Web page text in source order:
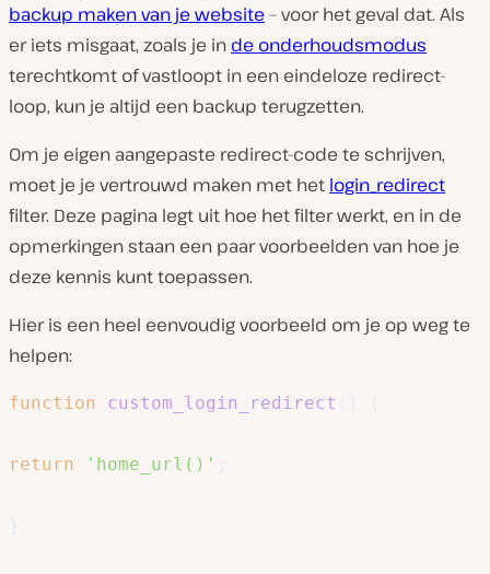
backup maken van je website – voor het geval dat. Als
er iets misgaat, zoals je in de onderhoudsmodus
terechtkomt of vastloopt in een eindeloze redirect-
loop, kun je altijd een backup terugzetten.
Om je eigen aangepaste redirect-code te schrijven,
moet je je vertrouwd maken met het login_redirect
filter. Deze pagina legt uit hoe het filter werkt, en in de
opmerkingen staan een paar voorbeelden van hoe je
deze kennis kunt toepassen.
Hier is een heel eenvoudig voorbeeld om je op weg te
helpen:
function custom_login_redirect
return 'home_url()'